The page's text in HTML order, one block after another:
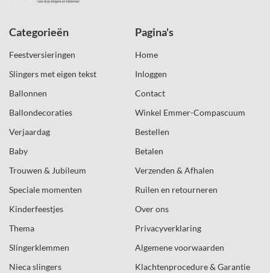
Categorieën
Feestversieringen
Slingers met eigen tekst
Ballonnen
Ballondecoraties
Verjaardag
Baby
Trouwen & Jubileum
Speciale momenten
Kinderfeestjes
Thema
Slingerklemmen
Nieca slingers
Pagina's
Home
Inloggen
Contact
Winkel Emmer-Compascuum
Bestellen
Betalen
Verzenden & Afhalen
Ruilen en retourneren
Over ons
Privacyverklaring
Algemene voorwaarden
Klachtenprocedure & Garantie